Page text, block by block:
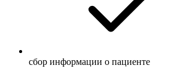
сбор информации о пациенте